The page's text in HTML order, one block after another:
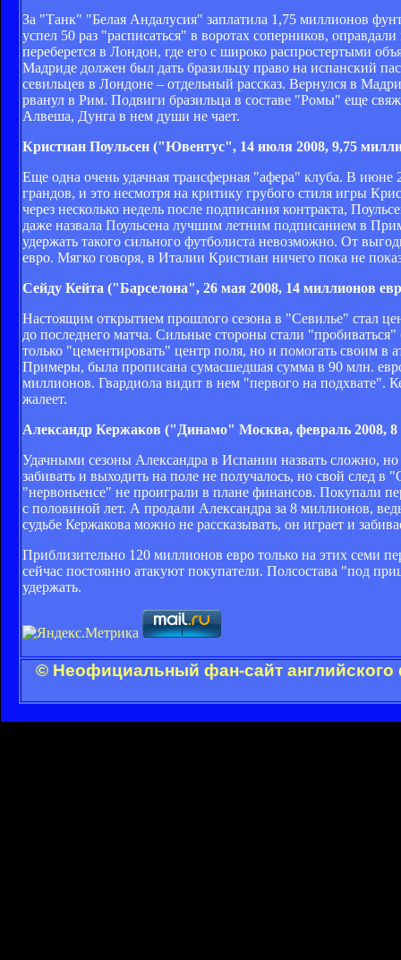
За "Танк" "Белая Андалусия" заплатила 1,75 миллионов
успел 50 раз "расписаться" в воротах соперников,
переберется в Лондон, где его с широко распростертыми
Мадриде должен был дать бразильцу право на испанский
севильцев в Лондоне – отдельный рассказ. Вернулся в
рванул в Рим. Подвиги бразильца в составе "Ромы" еще
Алвеша, Дунга в нем души не чает.
Кристиан Поульсен ("Ювентус", 14 июля 2008, 9,75
Еще одна очень удачная трансферная "афера" клуба. В
грандов, и это несмотря на критику грубого стиля игры
через несколько недель после подписания контракта,
даже назвала Поульсена лучшим летним подписанием в
удержать такого сильного футболиста невозможно. От
евро. Мягко говоря, в Италии Кристиан ничего пока не
Сейду Кейта ("Барселона", 26 мая 2008, 14 миллионов
Настоящим открытием прошлого сезона в "Севилье" стал
до последнего матча. Сильные стороны стали
только "цементировать" центр поля, но и помогать своим в
Примеры, была прописана сумасшедшая сумма в 90 млн.
миллионов. Гвардиола видит в нем "первого на подхвате".
жалеет.
Александр Кержаков ("Динамо" Москва, февраль 2008, 8
Удачными сезоны Александра в Испании назвать сложно,
забивать и выходить на поле не получалось, но свой след
"нервоньенсе" не проиграли в плане финансов. Покупали
с половиной лет. А продали Александра за 8 миллионов,
судьбе Кержакова можно не рассказывать, он играет и
Приблизительно 120 миллионов евро только на этих семи
сейчас постоянно атакуют покупатели. Полсостава "под
удержать.
© Неофициальный фан-сайт английского